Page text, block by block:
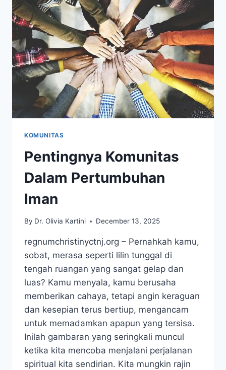
KOMUNITAS
Pentingnya Komunitas
Dalam Pertumbuhan
Iman
By Dr. Olivia Kartini December 13, 2025
regnumchristinyctnj.org – Pernahkah kamu,
sobat, merasa seperti lilin tunggal di
tengah ruangan yang sangat gelap dan
luas? Kamu menyala, kamu berusaha
memberikan cahaya, tetapi angin keraguan
dan kesepian terus bertiup, mengancam
untuk memadamkan apapun yang tersisa.
Inilah gambaran yang seringkali muncul
ketika kita mencoba menjalani perjalanan
spiritual kita sendirian. Kita mungkin rajin